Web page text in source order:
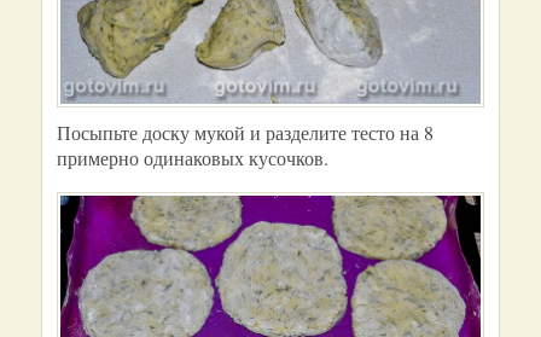
Посыпьте доску мукой и разделите тесто на 8
примерно одинаковых кусочков.